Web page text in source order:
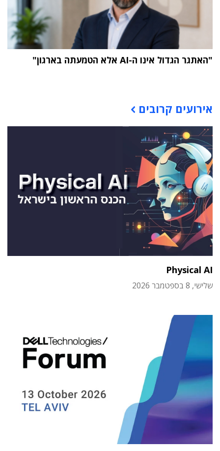
"האתגר הגדול אינו ה-AI אלא הטמעתה בארגון"
אירועים קרובים
Physical AI
שלישי, 8 בספטמבר 2026